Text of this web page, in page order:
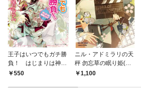
王子はいつでもガチ勝
負！ はじまりは神
剣、だろ？
550
ニル・アドミラリの天
秤 勿忘草の眠り姫(オ
トメイトノベル)
1,100